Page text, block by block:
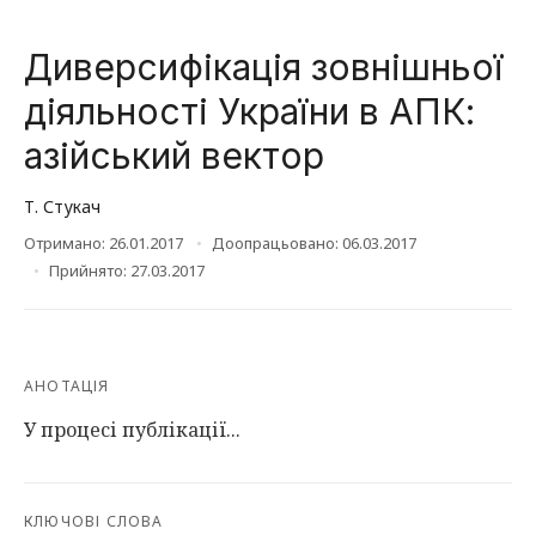
Диверсифікація зовнішньої
діяльності України в АПК:
азійський вектор
Т. Стукач
Отримано: 26.01.2017
Доопрацьовано: 06.03.2017
Прийнято: 27.03.2017
АНОТАЦІЯ
У процесі публікації...
КЛЮЧОВІ СЛОВА